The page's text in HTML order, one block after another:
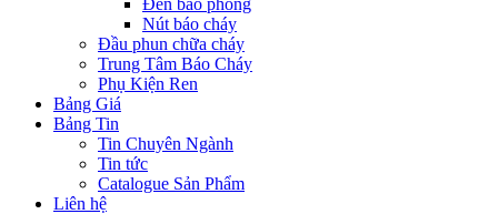
Đèn báo phòng
Nút báo cháy
Đầu phun chữa cháy
Trung Tâm Báo Cháy
Phụ Kiện Ren
Bảng Giá
Bảng Tin
Tin Chuyên Ngành
Tin tức
Catalogue Sản Phẩm
Liên hệ